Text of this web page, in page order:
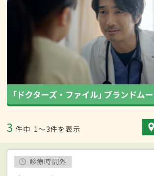
3 件中 1〜3件を表示
診療時間外